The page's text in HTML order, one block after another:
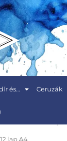
és… Ceruzák
lap A4